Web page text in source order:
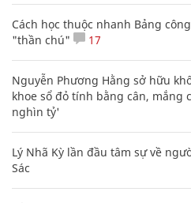
Cách học thuộc nhanh Bảng
"thần chú"
17
Nguyễn Phương Hằng sở hữu
khoe sổ đỏ tính bằng cân, mắng
nghìn tỷ'
Lý Nhã Kỳ lần đầu tâm sự về
Sác